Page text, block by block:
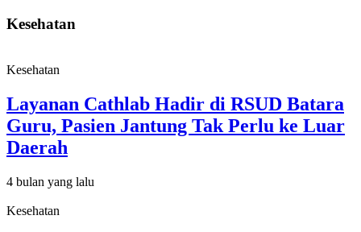
Kesehatan
Kesehatan
Layanan Cathlab Hadir di RSUD Batara
Guru, Pasien Jantung Tak Perlu ke Luar
Daerah
4 bulan yang lalu
Kesehatan